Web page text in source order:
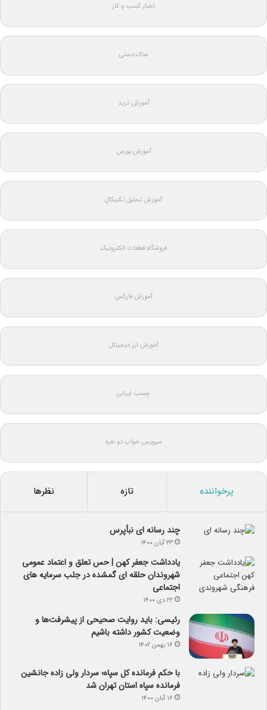
اخبار کسب و کار
ساک دستی
آموزش ترید
آموزش بورس
آموزش تحلیل تکنیکال
فروشگاه قطعات الکترونیک
آموزش فارکس
آموزش ارز دیجیتال
چسب ایرانی
سرویس خواب دو نفره
پرخواننده تازه نظرها
چند رسانه ای نبأپرس
۲۳ آبان ۱۴۰۰
یادداشت جعفر کهن | حس تعلق و اعتماد عمومی
شهروندان حلقه ای گمشده در جلب سرمایه های
اجتماعی
۲۲ دی ۱۴۰۰
رئیسی: باید روایت صحیحی از پیشرفت‌ها و
وضعیت کشور داشته باشیم
۱۶ بهمن ۱۴۰۲
با حکم فرمانده کل سپاه؛ سردار ولی زاده جانشین
فرمانده سپاه استان تهران شد
۱۶ آبان ۱۴۰۰